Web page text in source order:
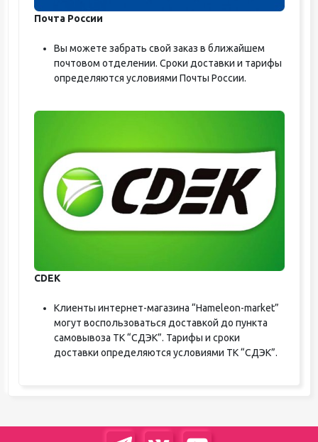
Почта России
Вы можете забрать свой заказ в ближайшем
почтовом отделении. Сроки доставки и тарифы
определяются условиями Почты России.
CDEK
Клиенты интернет-магазина “Hameleon-market”
могут воспользоваться доставкой до пункта
самовывоза ТК “СДЭК”. Тарифы и сроки
доставки определяются условиями ТК “СДЭК”.